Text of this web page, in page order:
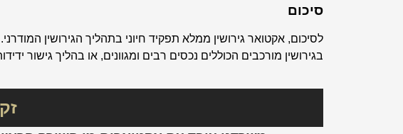
סיכום
לסיכום, אקטואר גירושין ממלא תפקיד חיוני בתהליך הגירושין
בגירושין מורכבים הכוללים נכסים רבים ומגוונים, או בהליך גישור